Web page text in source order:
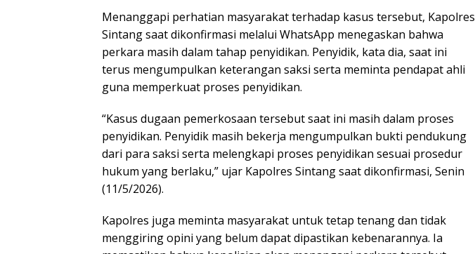
Menanggapi perhatian masyarakat terhadap kasus tersebut, Kapolres
Sintang saat dikonfirmasi melalui WhatsApp menegaskan bahwa
perkara masih dalam tahap penyidikan. Penyidik, kata dia, saat ini
terus mengumpulkan keterangan saksi serta meminta pendapat ahli
guna memperkuat proses penyidikan.
“Kasus dugaan pemerkosaan tersebut saat ini masih dalam proses
penyidikan. Penyidik masih bekerja mengumpulkan bukti pendukung
dari para saksi serta melengkapi proses penyidikan sesuai prosedur
hukum yang berlaku,” ujar Kapolres Sintang saat dikonfirmasi, Senin
(11/5/2026).
Kapolres juga meminta masyarakat untuk tetap tenang dan tidak
menggiring opini yang belum dapat dipastikan kebenarannya. Ia